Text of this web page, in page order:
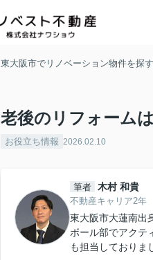
東大阪市でリノベーション物件を探
老後のリフォーム
お役立ち情報 2026.02.10
筆者 木村 和貴
不動産キャリア2年
東大阪市大蓮南出
ボール部でアクテ
も担当しておりま